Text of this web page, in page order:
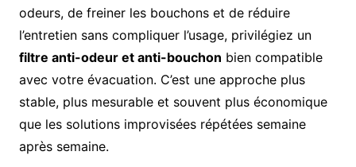
odeurs, de freiner les bouchons et de réduire
l’entretien sans compliquer l’usage, privilégiez un
filtre anti-odeur et anti-bouchon bien compatible
avec votre évacuation. C’est une approche plus
stable, plus mesurable et souvent plus économique
que les solutions improvisées répétées semaine
après semaine.